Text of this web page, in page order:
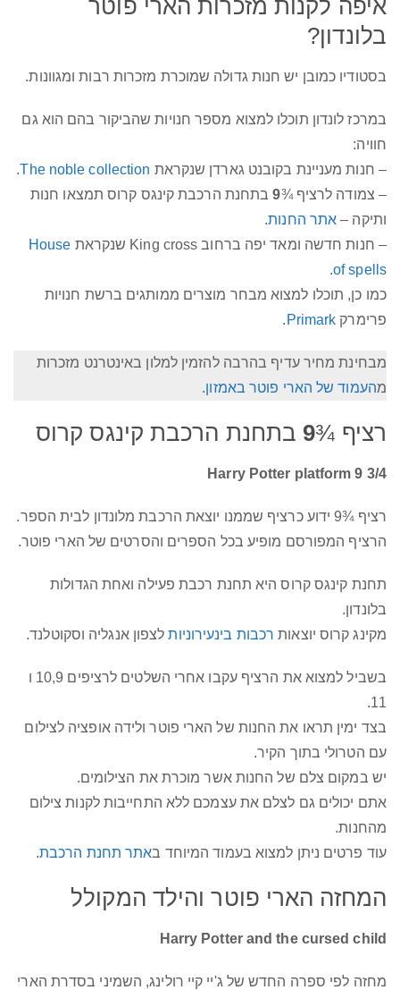
איפה לקנות מזכרות הארי פוטר
בלונדון?
בסטודיו כמובן יש חנות גדולה שמוכרת מזכרות רבות ומגוונות.
במרכז לונדון תוכלו למצוא מספר חנויות שהביקור בהם הוא גם
חוויה:
– חנות מעניינת בקובנט גארדן שנקראת
.
– צמודה לרציף ¾9 בתחנת הרכבת קינגס קרוס תמצאו חנות
ותיקה – אתר החנות.
– חנות חדשה ומאד יפה ברחוב King cross שנקראת
House
of spells
.
כמו כן, תוכלו למצוא מבחר מוצרים ממותגים ברשת חנויות
פרימרק Primark
.
מבחינת מחיר עדיף בהרבה להזמין למלון באינטרנט מזכרות
מהעמוד של הארי פוטר באמזון.
רציף ¾9 בתחנת הרכבת קינגס קרוס
Harry Potter platform 9 3/4
רציף ¾9 ידוע כרציף שממנו יוצאת הרכבת מלונדון לבית הספר.
הרציף המפורסם מופיע בכל הספרים והסרטים של הארי פוטר.
תחנת קינגס קרוס היא תחנת רכבת פעילה ואחת הגדולות
בלונדון.
מקינג קרוס יוצאות רכבות בינעירוניותלצפון אנגליה וסקוטלנד.
בשביל למצוא את הרציף עקבו אחרי השלטים לרציפים 10,9 ו
11.
בצד ימין תראו את החנות של הארי פוטר ולידה אופציה לצילום
עם הטרולי בתוך הקיר.
יש במקום צלם של החנות אשר מוכרת את הצילומים.
אתם יכולים גם לצלם את עצמכם ללא התחייבות לקנות צילום
מהחנות.
עוד פרטים ניתן למצוא בעמוד המיוחד באתר תחנת הרכבת.
המחזה הארי פוטר והילד המקולל
Harry Potter and the cursed child
מחזה לפי ספרה החדש של ג'יי קיי רולינג, השמיני בסדרת הארי